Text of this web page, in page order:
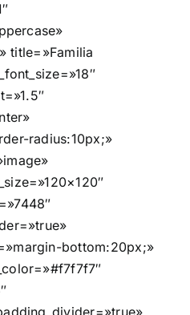
title=»Familia
radius:10px;»
bottom:20px;»